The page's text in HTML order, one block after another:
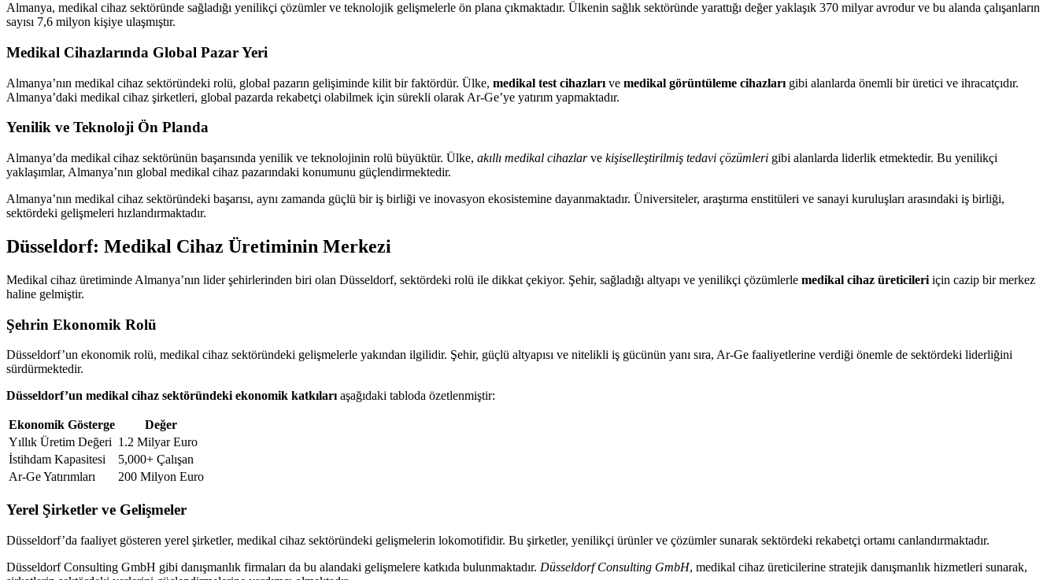
Almanya, medikal cihaz sektöründe sağladığı yenilikçi çözümler ve teknolojik gelişmelerle ön plana çıkmaktadır. Ülkenin sağlık sektöründe yarattığı değer yaklaşık 370 milyar avrodur ve bu alanda çalışanların
sayısı 7,6 milyon kişiye ulaşmıştır.
Medikal Cihazlarında Global Pazar Yeri
Almanya’nın medikal cihaz sektöründeki rolü, global pazarın gelişiminde kilit bir faktördür. Ülke, medikal test cihazları ve medikal görüntüleme cihazları gibi alanlarda önemli bir üretici ve ihracatçıdır.
Almanya’daki medikal cihaz şirketleri, global pazarda rekabetçi olabilmek için sürekli olarak Ar-Ge’ye yatırım yapmaktadır.
Yenilik ve Teknoloji Ön Planda
Almanya’da medikal cihaz sektörünün başarısında yenilik ve teknolojinin rolü büyüktür. Ülke, akıllı medikal cihazlarve kişiselleştirilmiş tedavi çözümleri gibi alanlarda liderlik etmektedir. Bu yenilikçi
yaklaşımlar, Almanya’nın global medikal cihaz pazarındaki konumunu güçlendirmektedir.
Almanya’nın medikal cihaz sektöründeki başarısı, aynı zamanda güçlü bir iş birliği ve inovasyon ekosistemine dayanmaktadır. Üniversiteler, araştırma enstitüleri ve sanayi kuruluşları arasındaki iş birliği,
sektördeki gelişmeleri hızlandırmaktadır.
Düsseldorf: Medikal Cihaz Üretiminin Merkezi
Medikal cihaz üretiminde Almanya’nın lider şehirlerinden biri olan Düsseldorf, sektördeki rolü ile dikkat çekiyor. Şehir, sağladığı altyapı ve yenilikçi çözümlerle medikal cihaz üreticileri için cazip bir merkez
haline gelmiştir.
Şehrin Ekonomik Rolü
Düsseldorf’un ekonomik rolü, medikal cihaz sektöründeki gelişmelerle yakından ilgilidir. Şehir, güçlü altyapısı ve nitelikli iş gücünün yanı sıra, Ar-Ge faaliyetlerine verdiği önemle de sektördeki liderliğini
sürdürmektedir.
Düsseldorf’un medikal cihaz sektöründeki ekonomik katkıları aşağıdaki tabloda özetlenmiştir:
Ekonomik Gösterge
Değer
Yıllık Üretim Değeri 1.2 Milyar Euro
İstihdam Kapasitesi
5,000+ Çalışan
Ar-Ge Yatırımları
200 Milyon Euro
Yerel Şirketler ve Gelişmeler
Düsseldorf’da faaliyet gösteren yerel şirketler, medikal cihaz sektöründeki gelişmelerin lokomotifidir. Bu şirketler, yenilikçi ürünler ve çözümler sunarak sektördeki rekabetçi ortamı canlandırmaktadır.
Düsseldorf Consulting GmbH gibi danışmanlık firmaları da bu alandaki gelişmelere katkıda bulunmaktadır. Düsseldorf Consulting GmbH, medikal cihaz üreticilerine stratejik danışmanlık hizmetleri sunarak,